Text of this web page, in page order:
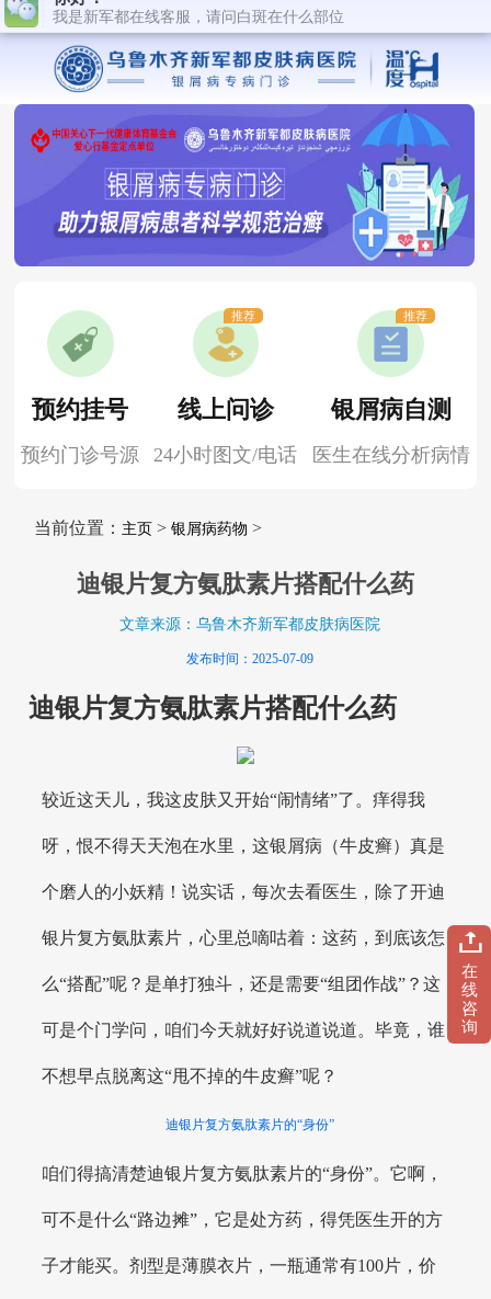
预约挂号
预约门诊号源
线上问诊
24小时图文/电话
推荐
银屑病自测
医生在线分析病情
推荐
当前位置： 主页> 银屑病药物 >
迪银片复方氨肽素片搭配什么药
文章来源：乌鲁木齐新军都皮肤病医院
发布时间：2025-07-09
迪银片复方氨肽素片搭配什么药
较近这天儿，我这皮肤又开始“闹情绪”了。痒得我
呀，恨不得天天泡在水里，这银屑病（牛皮癣）真是
个磨人的小妖精！说实话，每次去看医生，除了开迪
银片复方氨肽素片，心里总嘀咕着：这药，到底该怎
么“搭配”呢？是单打独斗，还是需要“组团作战”？这
可是个门学问，咱们今天就好好说道说道。毕竟，谁
不想早点脱离这“甩不掉的牛皮癣”呢？
迪银片复方氨肽素片的“身份”
咱们得搞清楚迪银片复方氨肽素片的“身份”。它啊，
可不是什么“路边摊”，它是处方药，得凭医生开的方
子才能买。剂型是薄膜衣片，一瓶通常有100片，价
在
线
咨
询